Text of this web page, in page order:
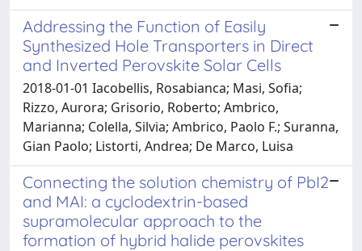
Addressing the Function of Easily
Synthesized Hole Transporters in Direct
and Inverted Perovskite Solar Cells
2018-01-01 Iacobellis, Rosabianca; Masi, Sofia;
Rizzo, Aurora; Grisorio, Roberto; Ambrico,
Marianna; Colella, Silvia; Ambrico, Paolo F.; Suranna,
Gian Paolo; Listorti, Andrea; De Marco, Luisa
Connecting the solution chemistry of PbI2
and MAI: a cyclodextrin-based
supramolecular approach to the
formation of hybrid halide perovskites